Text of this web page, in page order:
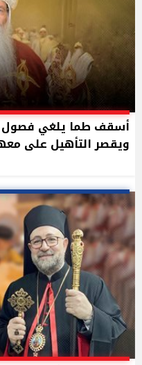
أسقف طما يلغي فصول
ويقصر التأهيل على